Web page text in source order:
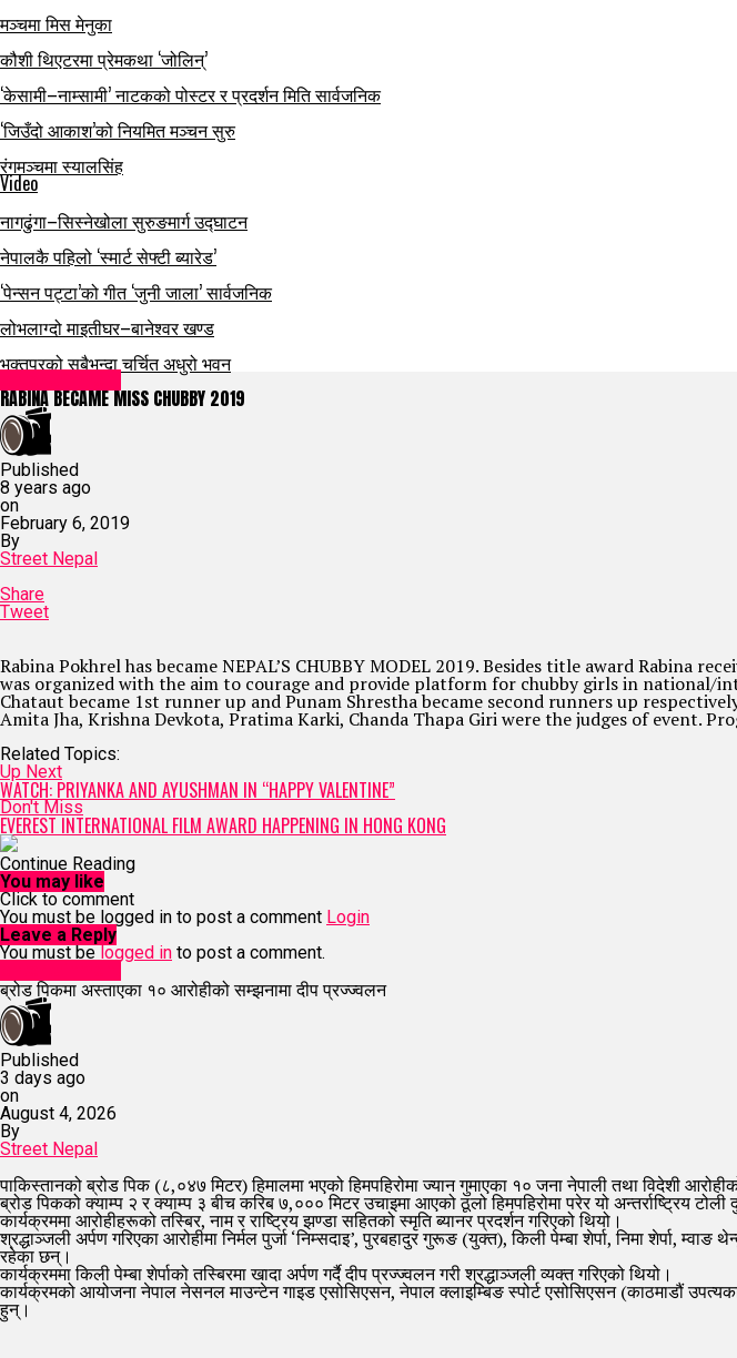
मञ्चमा मिस मेनुका
कौशी थिएटरमा प्रेमकथा ‘जोलिन्’
‘केसामी–नाम्सामी’ नाटकको पोस्टर र प्रदर्शन मिति सार्वजनिक
‘जिउँदो आकाश’को नियमित मञ्चन सुरु
रंगमञ्चमा स्यालसिंह
Video
नागढुंगा–सिस्नेखोला सुरुङमार्ग उद्घाटन
नेपालकै पहिलो ‘स्मार्ट सेफ्टी ब्यारेड’
‘पेन्सन पट्टा’को गीत ‘जुनी जाला’ सार्वजनिक
लोभलाग्दो माइतीघर–बानेश्वर खण्ड
भक्तपुरको सबैभन्दा चर्चित अधुरो भवन
RABINA BECAME MISS CHUBBY 2019
Published
8 years ago
on
February 6, 2019
By
Street Nepal
Share
Tweet
Rabina Pokhrel has became NEPAL’S CHUBBY MODEL 2019. Besides title award Rabina
was organized with the aim to courage and provide platform for chubby girls in
Chataut became 1st runner up and Punam Shrestha became second runners up
Amita Jha, Krishna Devkota, Pratima Karki, Chanda Thapa Giri were the judges of event.
Related Topics:
Up Next
WATCH: PRIYANKA AND AYUSHMAN IN “HAPPY VALENTINE”
Don't Miss
EVEREST INTERNATIONAL FILM AWARD HAPPENING IN HONG KONG
Continue Reading
You may like
Click to comment
You must be logged in to post a comment Login
Leave a Reply
You must belogged in to post a comment.
ब्रोड पिकमा अस्ताएका १० आरोहीको सम्झनामा दीप प्रज्ज्वलन
Published
3 days ago
on
August 4, 2026
By
Street Nepal
पाकिस्तानको ब्रोड पिक (८,०४७ मिटर) हिमालमा भएको हिमपहिरोमा ज्यान गुमाएका १० जना नेपाली तथा विदेशी
ब्रोड पिकको क्याम्प २ र क्याम्प ३ बीच करिब ७,००० मिटर उचाइमा आएको ठूलो हिमपहिरोमा परेर यो अन्तर्राष्ट्रिय टोली
कार्यक्रममा आरोहीहरूको तस्बिर, नाम र राष्ट्रिय झण्डा सहितको स्मृति ब्यानर प्रदर्शन गरिएको थियो।
श्रद्धाञ्जली अर्पण गरिएका आरोहीमा निर्मल पुर्जा ‘निम्सदाइ’, पुरबहादुर गुरूङ (युक्त), किली पेम्बा शेर्पा, निमा शेर्पा,
रहेका छन्।
कार्यक्रममा किली पेम्बा शेर्पाको तस्बिरमा खादा अर्पण गर्दै दीप प्रज्ज्वलन गरी श्रद्धाञ्जली व्यक्त गरिएको थियो।
कार्यक्रमको आयोजना नेपाल नेसनल माउन्टेन गाइड एसोसिएसन, नेपाल क्लाइम्बिङ स्पोर्ट एसोसिएसन (काठमाडौं
हुन्।